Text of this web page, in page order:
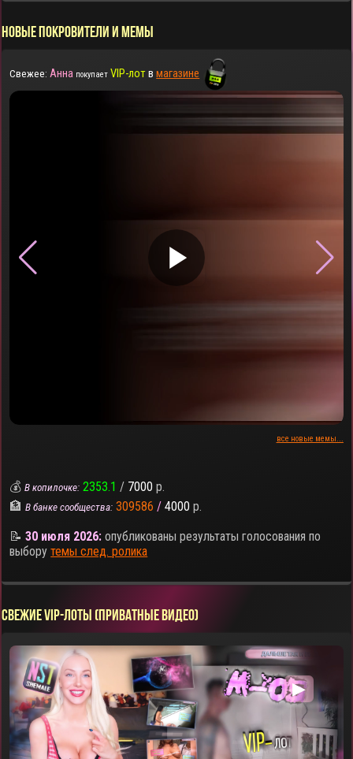
НОВЫЕ ПОКРОВИТЕЛИ И МЕМЫ
Свежее: Анна покупает VIP-лотвмагазине
▶
все новые мемы...
💰В копилочке: 2353.1 / 7000 р.
🏦В банке сообщества: 309586 / 4000 р.
📝30 июля 2026: опубликованы результаты голосования по
выборутемы след. ролика
СВЕЖИЕ VIP-ЛОТЫ (ПРИВАТНЫЕ ВИДЕО)
▶